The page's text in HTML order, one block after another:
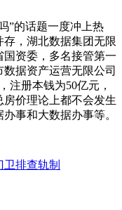
的话题一度冲上热
，湖北数据集团无限
资委，多名接管第一
据资产运营无限公司
注册本钱为50亿元，
价理论上都不会发生
事和大数据办事等。
排查轨制